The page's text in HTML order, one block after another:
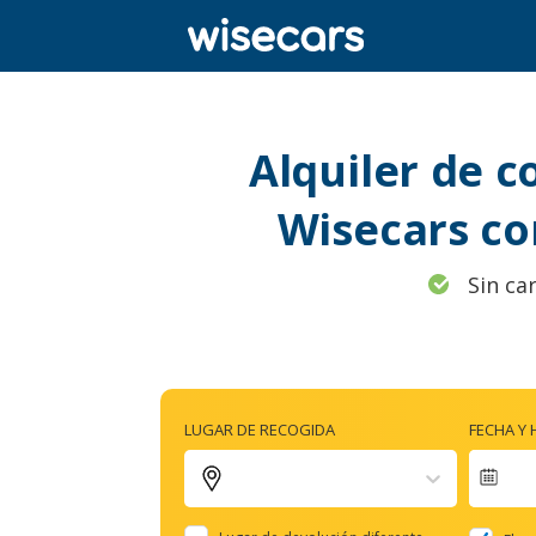
Alquiler de
Wisecars
Sin
LUGAR DE RECOGIDA FECHA Y